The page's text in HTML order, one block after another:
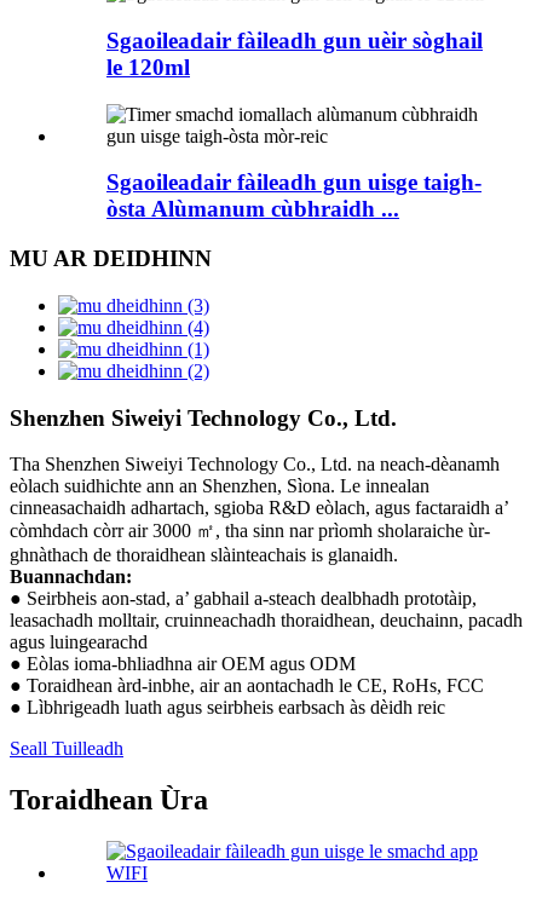
Sgaoileadair fàileadh gun uèir sòghail
le 120ml
Sgaoileadair fàileadh gun uisge taigh-
òsta Alùmanum cùbhraidh ...
MU AR DEIDHINN
Shenzhen Siweiyi Technology Co., Ltd.
Tha Shenzhen Siweiyi Technology Co., Ltd. na neach-dèanamh
eòlach suidhichte ann an Shenzhen, Sìona. Le innealan
cinneasachaidh adhartach, sgioba R&D eòlach, agus factaraidh a’
còmhdach còrr air 3000 ㎡, tha sinn nar prìomh sholaraiche ùr-
ghnàthach de thoraidhean slàinteachais is glanaidh.
Buannachdan:
● Seirbheis aon-stad, a’ gabhail a-steach dealbhadh prototàip,
leasachadh molltair, cruinneachadh thoraidhean, deuchainn, pacadh
agus luingearachd
● Eòlas ioma-bhliadhna air OEM agus ODM
● Toraidhean àrd-inbhe, air an aontachadh le CE, RoHs, FCC
● Lìbhrigeadh luath agus seirbheis earbsach às dèidh reic
Seall Tuilleadh
Toraidhean Ùra